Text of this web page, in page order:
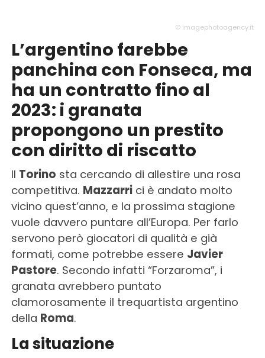
© imagephotoagency.it
L’argentino farebbe
panchina con Fonseca, ma
ha un contratto fino al
2023: i granata
propongono un prestito
con diritto di riscatto
Il Torino sta cercando di allestire una rosa
competitiva. Mazzarrici è andato molto
vicino quest’anno, e la prossima stagione
vuole davvero puntare all’Europa. Per farlo
servono però giocatori di qualità e già
formati, come potrebbe essere Javier
Pastore. Secondo infatti “Forzaroma”, i
granata avrebbero puntato
clamorosamente il trequartista argentino
della Roma.
La situazione